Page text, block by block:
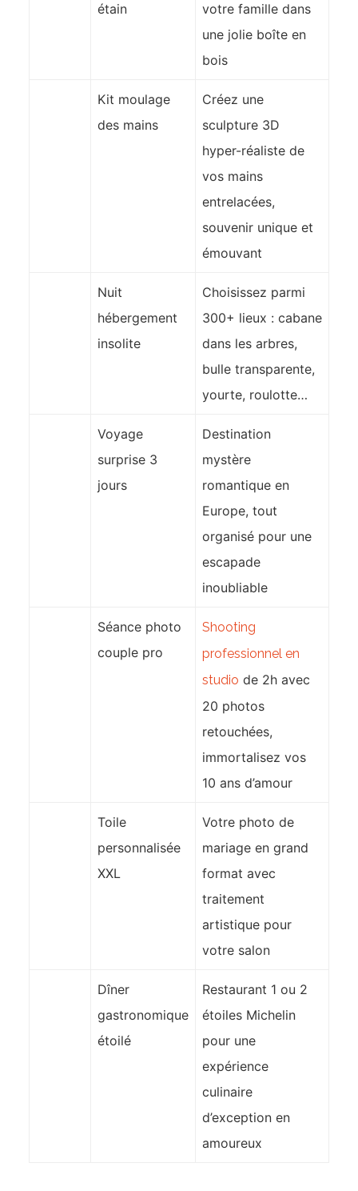
étain
votre famille dans
une jolie boîte en
bois
Kit moulage
des mains
Créez une
sculpture 3D
hyper-réaliste de
vos mains
entrelacées,
souvenir unique et
émouvant
Nuit
hébergement
insolite
Choisissez parmi
300+ lieux : cabane
dans les arbres,
bulle transparente,
yourte, roulotte…
Voyage
surprise 3
jours
Destination
mystère
romantique en
Europe, tout
organisé pour une
escapade
inoubliable
Séance photo
couple pro
Shooting
professionnel en
studio de 2h avec
20 photos
retouchées,
immortalisez vos
10 ans d’amour
Toile
personnalisée
XXL
Votre photo de
mariage en grand
format avec
traitement
artistique pour
votre salon
Dîner
gastronomique
étoilé
Restaurant 1 ou 2
étoiles Michelin
pour une
expérience
culinaire
d’exception en
amoureux